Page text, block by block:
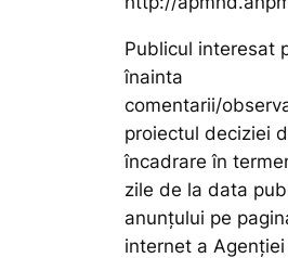
Publicul interesat
înainta
comentarii/
proiectul deciziei
încadrare în
zile de la data
anunțului pe
internet a